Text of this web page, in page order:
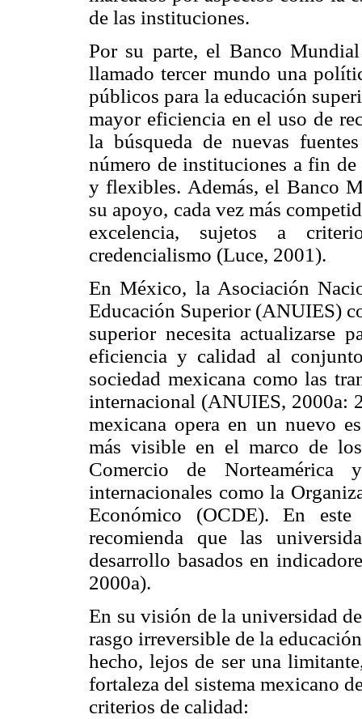
de las instituciones.
Por su parte, el Banco
llamado tercer mundo una
públicos para la educación
mayor eficiencia en el uso de
la búsqueda de nuevas
número de instituciones a fin de
y flexibles. Además, el Banco
su apoyo, cada vez más
excelencia, sujetos a
credencialismo (Luce, 2001).
En México, la Asociación
Educación Superior (ANUIES)
superior necesita actualizarse
eficiencia y calidad al
sociedad mexicana como las
internacional (ANUIES, 2000a:
mexicana opera en un nuevo
más visible en el marco de
Comercio de
internacionales como la
Económico (OCDE). En
recomienda que las
desarrollo basados en
2000a).
En su visión de la universidad
rasgo irreversible de la
hecho, lejos de ser una
fortaleza del sistema mexicano
criterios de calidad: